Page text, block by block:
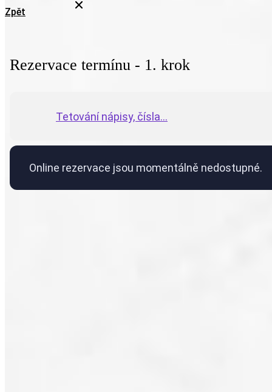
Zpět
Rezervace termínu - 1. krok
Tetování nápisy, čísla...
Online rezervace jsou momentálně nedostupné.